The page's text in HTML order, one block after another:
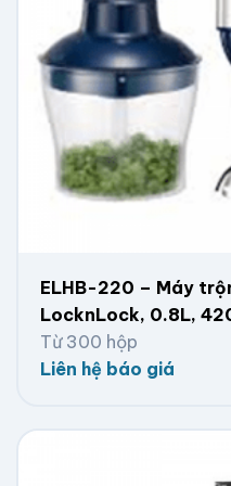
ELHB-220 – Máy
LocknLock, 0.8L,
Từ 300 hộp
Liên hệ báo giá